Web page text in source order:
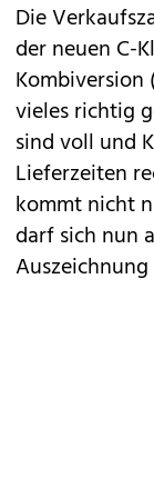
Die
der neuen C-
Kombiversion
vieles richtig
sind voll und
Lieferzeiten
kommt nicht
darf sich nun